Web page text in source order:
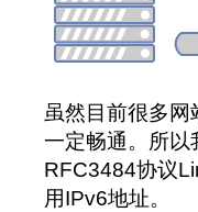
虽然目前很多
一定畅通。所以
RFC3484协议
用IPv6地址。